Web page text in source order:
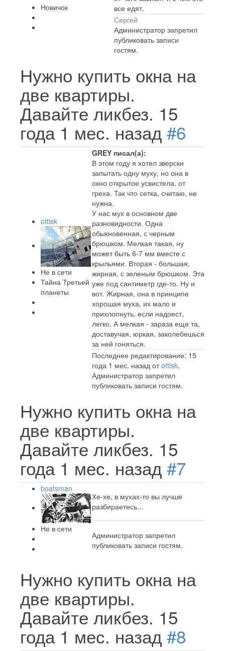
Новичок
все едят.
Сергей
Администратор запретил
публиковать записи
гостям.
Нужно купить окна на
две квартиры.
Давайте ликбез. 15
года 1 мес. назад #6
ottisk
Не в сети
Тайна Третьей
планеты
GREY писал(а):
В этом году я хотел зверски
запытать одну муху, но она в
окно открытое усвистела, от
греха. Так что сетка, считаю, не
нужна.
У нас мух в основном две
разновидности. Одна
обыкновенная, с черным
брюшком. Мелкая такая, ну
может быть 6-7 мм вместе с
крыльями. Вторая - большая,
жирная, с зеленым брюшком. Эта
уже под сантиметр где-то. Ну и
вот. Жирная, она в принципе
хорошая муха, их мало и
прихлопнуть, если надоест,
легко. А мелкая - зараза еще та,
доставучая, юркая, заколебешься
за ней гоняться.
Последнее редактирование: 15
года 1 мес. назад отottisk.
Администратор запретил
публиковать записи гостям.
Нужно купить окна на
две квартиры.
Давайте ликбез. 15
года 1 мес. назад #7
boatsman
Не в сети
Хе-хе, в мухах-то вы лучше
разбираетесь...
Администратор запретил
публиковать записи гостям.
Нужно купить окна на
две квартиры.
Давайте ликбез. 15
года 1 мес. назад #8